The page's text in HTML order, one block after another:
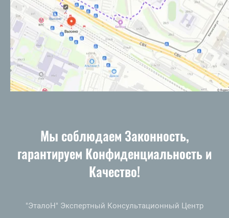
Мы соблюдаем Законность,
гарантируем Конфиденциальность и
Качество!
"ЭталоН" Экспертный Консультационный Центр